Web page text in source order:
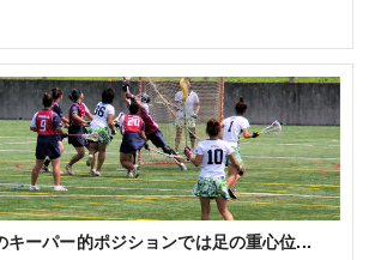
キーパー的ポジションでは足の重心位...